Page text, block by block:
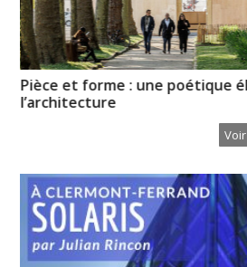
Pièce et forme : une poétique
l’architecture